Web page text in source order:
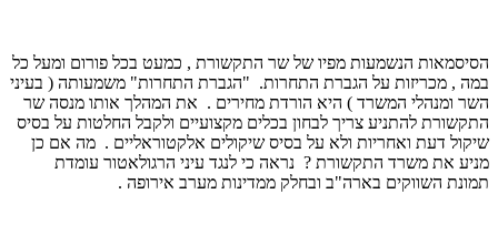
הסיסמאות הנשמעות מפיו של שר התקשורת , כמעט בכל פורום ומעל כל
במה , מכריזות על הגברת התחרות. "הגברת התחרות" משמעותה ( בעיני
השר ומנהלי המשרד ) היא הורדת מחירים . את המהלך אותו מנסה שר
התקשורת להתניע צריך לבחון בכלים מקצועיים ולקבל החלטות על בסיס
שיקול דעת ואחריות ולא על בסיס שיקולים אלקטוראליים . מה אם כן
מניע את משרד התקשורת ? נראה כי לנגד עיני הרגולאטור עומדת
תמונת השווקים בארה"ב ובחלק ממדינות מערב אירופה .